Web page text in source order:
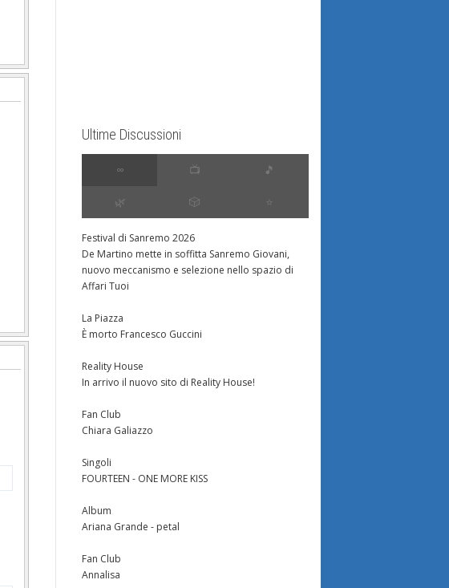
Ultime Discussioni
∞ 📺 🎵
🌿 🎲 ⭐️
Festival di Sanremo 2026
De Martino mette in soffitta Sanremo Giovani,
nuovo meccanismo e selezione nello spazio di
Affari Tuoi
La Piazza
È morto Francesco Guccini
Reality House
In arrivo il nuovo sito di Reality House!
Fan Club
Chiara Galiazzo
Singoli
FOURTEEN - ONE MORE KISS
Album
Ariana Grande - petal
Fan Club
Annalisa